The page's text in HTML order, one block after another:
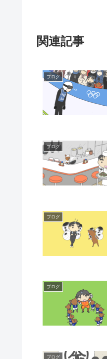
関連記事
ブログ
ブログ
ブログ
ブログ
ブログ